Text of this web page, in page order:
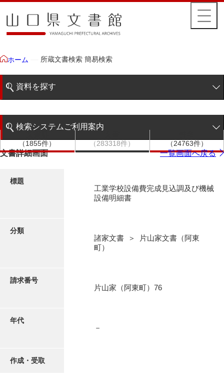
ホーム 所蔵文書検索 簡易検索
資料を探す
階層検索
写真・絵はがき
高画質画像ダウンロード
検索システムご利用案内
検索システムの利用について
（1855件）
（283318件）
（24763件）
文書詳細画面 一覧画面へ戻る
標題
工業学校設備費完成見込調及び機械
設備明細書
分類
諸家文書 ＞ 片山家文書（阿東
町）
請求番号
片山家（阿東町）76
年代
－
作成・受取